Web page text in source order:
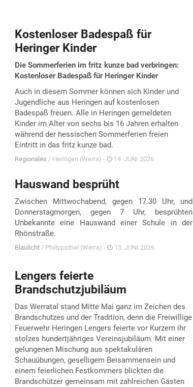
Kostenloser Badespaß für
Heringer Kinder
Die Sommerferien im fritz kunze bad verbringen:
Kostenloser Badespaß für Heringer Kinder
Auch in diesem Sommer können sich Kinder und
Jugendliche aus Heringen auf kostenlosen
Badespaß freuen. Alle in Heringen gemeldeten
Kinder im Alter von sechs bis 16 Jahren erhalten
während der hessischen Sommerferien freien
Eintritt in das fritz kunze bad.
Regionales / Heringen (Werra) - 14. JUNI 2026
Hauswand besprüht
Zwischen Mittwochabend, gegen 17.30 Uhr, und
Donnerstagmorgen, gegen 7 Uhr, besprühten
Unbekannte eine Hauswand einer Schule in der
Rhönstraße.
Blaulicht / Philippsthal (Werra) - 13. JUNI 2026
Lengers feierte
Brandschutzjubiläum
Das Werratal stand Mitte Mai ganz im Zeichen des
Brandschutzes und der Tradition, denn die Freiwillige
Feuerwehr Heringen Lengers feierte vor Kurzem ihr
stolzes hundertjähriges Vereinsjubiläum. Mit einer
gelungenen Mischung aus spektakulären
Schauübungen, geselligem Beisammensein und
einem feierlichen Festkommers blickten die
Brandschützer gemeinsam mit zahlreichen Gästen